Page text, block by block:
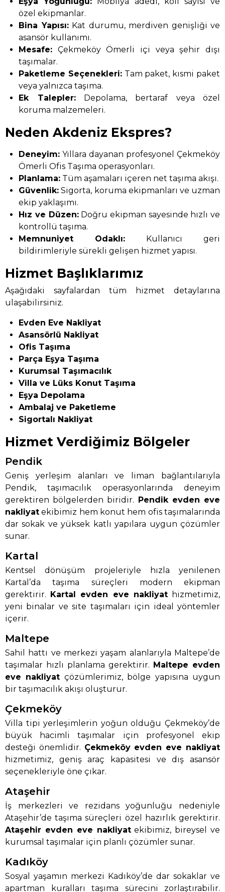
özel ekipmanlar.
Bina Yapısı:Kat durumu, merdiven genişliği ve
asansör kullanımı.
Mesafe: Çekmeköy Ömerli içi veya şehir dışı
taşımalar.
Paketleme Seçenekleri:Tam paket, kısmi paket
veya yalnızca taşıma.
Ek Talepler:Depolama, bertaraf veya özel
koruma malzemeleri.
Neden Akdeniz Ekspres?
Deneyim: Yıllara dayanan profesyonel Çekmeköy
Ömerli Ofis Taşıma operasyonları.
Planlama: Tüm aşamaları içeren net taşıma akışı.
Güvenlik: Sigorta, koruma ekipmanları ve uzman
ekip yaklaşımı.
Hız ve Düzen:Doğru ekipman sayesinde hızlı ve
kontrollü taşıma.
Memnuniyet Odaklı: Kullanıcı geri
bildirimleriyle sürekli gelişen hizmet yapısı.
Hizmet Başlıklarımız
Aşağıdaki sayfalardan tüm hizmet detaylarına
ulaşabilirsiniz.
Evden Eve Nakliyat
Asansörlü Nakliyat
Ofis Taşıma
Parça Eşya Taşıma
Kurumsal Taşımacılık
Villa ve Lüks Konut Taşıma
Eşya Depolama
Ambalaj ve Paketleme
Sigortalı Nakliyat
Hizmet Verdiğimiz Bölgeler
Pendik
Geniş yerleşim alanları ve liman bağlantılarıyla
Pendik, taşımacılık operasyonlarında deneyim
gerektiren bölgelerden biridir.
Pendik evden eve
nakliyat ekibimiz hem konut hem ofis taşımalarında
dar sokak ve yüksek katlı yapılara uygun çözümler
sunar.
Kartal
Kentsel dönüşüm projeleriyle hızla yenilenen
Kartal’da taşıma süreçleri modern ekipman
gerektirir.
Kartal evden eve nakliyathizmetimiz,
yeni binalar ve site taşımaları için ideal yöntemler
içerir.
Maltepe
Sahil hattı ve merkezi yaşam alanlarıyla Maltepe’de
taşımalar hızlı planlama gerektirir. Maltepe evden
eve nakliyat çözümlerimiz, bölge yapısına uygun
bir taşımacılık akışı oluşturur.
Çekmeköy
Villa tipi yerleşimlerin yoğun olduğu Çekmeköy’de
büyük hacimli taşımalar için profesyonel ekip
desteği önemlidir. Çekmeköy evden eve nakliyat
hizmetimiz, geniş araç kapasitesi ve dış asansör
seçenekleriyle öne çıkar.
Ataşehir
İş merkezleri ve rezidans yoğunluğu nedeniyle
Ataşehir’de taşıma süreçleri özel hazırlık gerektirir.
Ataşehir evden eve nakliyatekibimiz, bireysel ve
kurumsal taşımalar için planlı çözümler sunar.
Kadıköy
Sosyal yaşamın merkezi Kadıköy’de dar sokaklar ve
apartman kuralları taşıma sürecini zorlaştırabilir.